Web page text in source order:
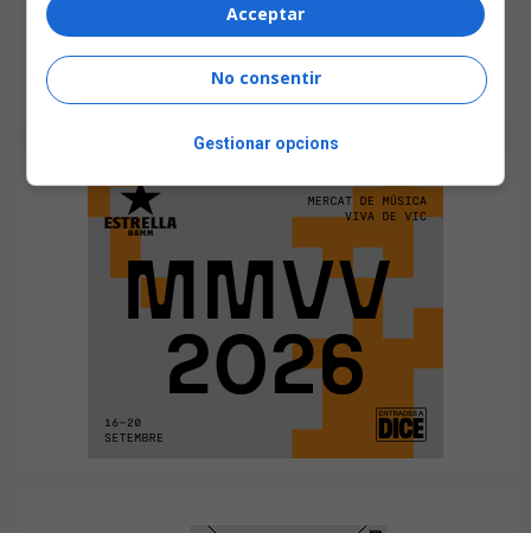
Acceptar
No consentir
Gestionar opcions